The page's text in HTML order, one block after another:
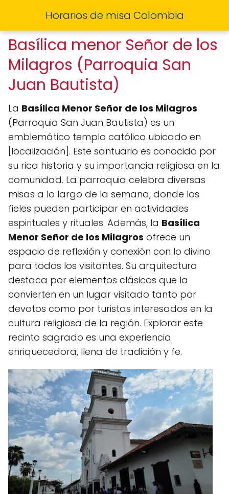
Horarios de misa Colombia
Basílica menor Señor de los
Milagros (Parroquia San
Juan Bautista)
La Basílica Menor Señor de los Milagros
(Parroquia San Juan Bautista) es un
emblemático templo católico ubicado en
[localización]. Este santuario es conocido por
su rica historia y su importancia religiosa en la
comunidad. La parroquia celebra diversas
misas a lo largo de la semana, donde los
fieles pueden participar en actividades
espirituales y rituales. Además, la Basílica
Menor Señor de los Milagros ofrece un
espacio de reflexión y conexión con lo divino
para todos los visitantes. Su arquitectura
destaca por elementos clásicos que la
convierten en un lugar visitado tanto por
devotos como por turistas interesados en la
cultura religiosa de la región. Explorar este
recinto sagrado es una experiencia
enriquecedora, llena de tradición y fe.